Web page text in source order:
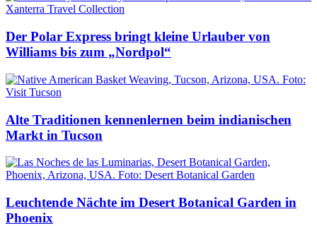
Der Polar Express bringt kleine Urlauber von
Williams bis zum „Nordpol“
Alte Traditionen kennenlernen beim indianischen
Markt in Tucson
Leuchtende Nächte im Desert Botanical Garden in
Phoenix